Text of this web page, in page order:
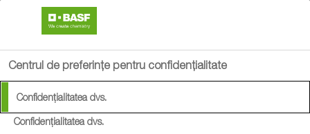
Centrul de preferințe pentru confidențialitate
Confidențialitatea dvs.
Confidențialitatea dvs.